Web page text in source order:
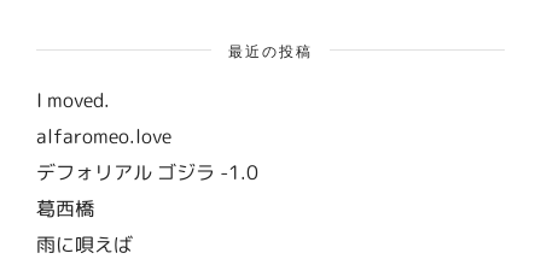
最近の投稿
I moved.
alfaromeo.love
デフォリアル ゴジラ -1.0
葛西橋
雨に唄えば